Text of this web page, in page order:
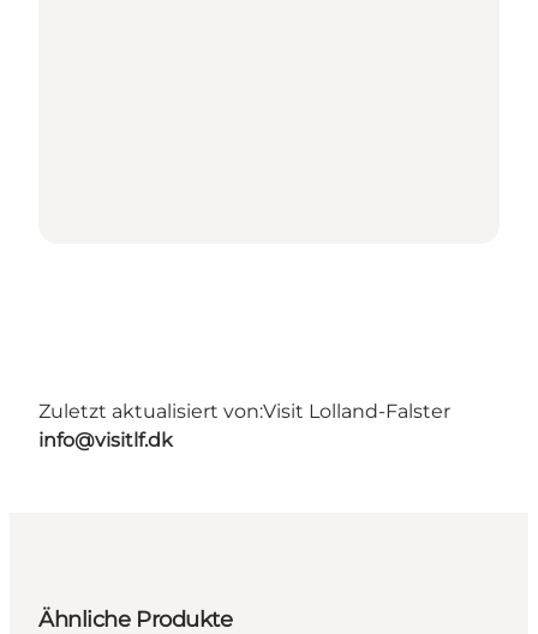
Zuletzt aktualisiert von:Visit Lolland-Falster
info@visitlf.dk
Ähnliche Produkte